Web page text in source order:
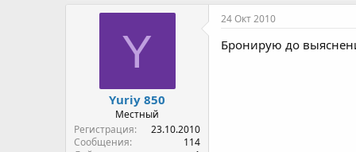
Y
Yuriy 850
Местный
Регистрация
23.10.2010
Сообщения
114
24 Окт 2010
Бронирую до